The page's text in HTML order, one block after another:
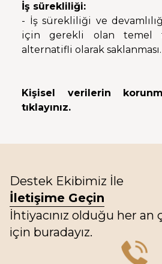
İş sürekliliği:
- İş sürekliliği ve
için gerekli olan temel
alternatifli olarak saklanması.
Kişisel verilerin
tıklayınız.
Destek Ekibimiz İle
İletişime Geçin
İhtiyacınız olduğu her
için buradayız.